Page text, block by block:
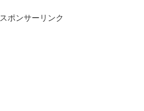
スポンサーリンク